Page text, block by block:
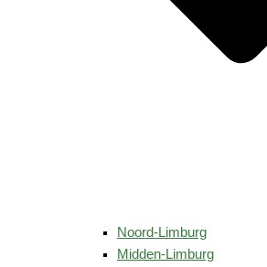
Noord-Limburg
Midden-Limburg